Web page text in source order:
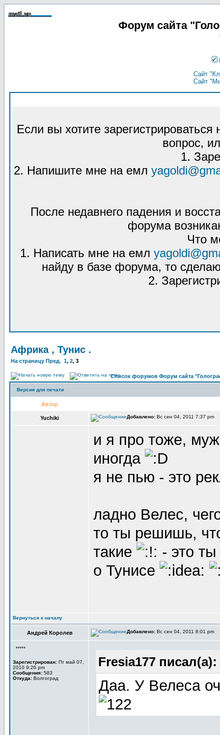
Форум сайта
Сайт
Сайт
Если вы хотите
вопрос,
1.
2. Напишите мне на емл
После недавнего падения и
форума
Что
1. Написать мне на емл
найду в базе форума, то
2.
Африка , Тунис .
На страницу Пред. 1, 2, 3
Список форумов Форум сайта
Версия для печати
Автор
Yuchiki Добавлено: Вс сен 04, 2011 7:37 pm
и я про тоже,
иногда
я не пью - это
ладно Велес,
то ты решишь,
такие
- это
о Тунисе
Вернуться к началу
Андрей Королев Добавлено: Вс сен 04, 2011 8:01 pm
*****
Зарегистрирован: Пт май 07,
2010 9:26 pm
Сообщения: 583
Откуда: Волгоград
Fresia177 писал(а):
Даа. У Велеса